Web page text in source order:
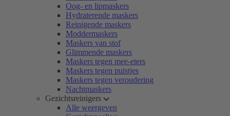
Oog- en lipmaskers
Hydraterende maskers
Reinigende maskers
Moddermaskers
Maskers van stof
Glimmende maskers
Maskers tegen mee-eters
Maskers tegen puistjes
Maskers tegen veroudering
Nachtmaskers
Gezichtsreinigers
Alle weergeven